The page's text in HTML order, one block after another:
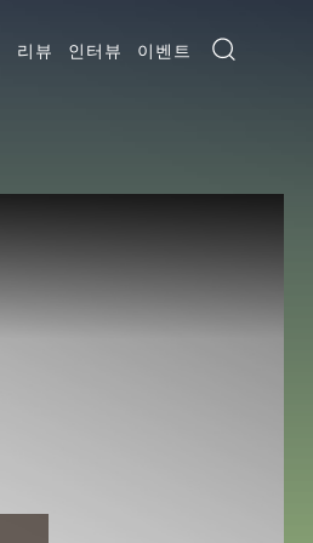
리뷰 인터뷰 이벤트